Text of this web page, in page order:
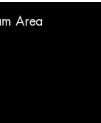
Area